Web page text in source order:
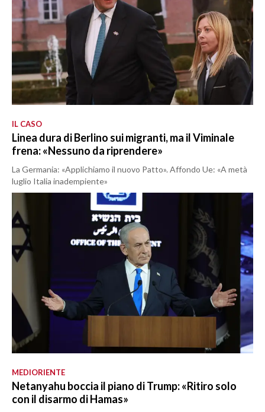
IL CASO
Linea dura di Berlino sui migranti, ma il Viminale
frena: «Nessuno da riprendere»
La Germania: «Applichiamo il nuovo Patto». Affondo Ue: «A metà
luglio Italia inadempiente»
MEDIORIENTE
Netanyahu boccia il piano di Trump: «Ritiro solo
con il disarmo di Hamas»